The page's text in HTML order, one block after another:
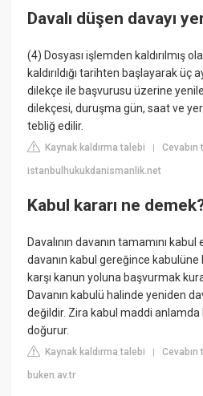
Davalı düşen davayı
(4) Dosyası işlemden kaldırılmış
kaldırıldığı tarihten başlayarak
dilekçe ile başvurusu üzerine
dilekçesi, duruşma gün, saat ve
tebliğ edilir.
Kaynak kaldırma talebi |Cevabın
istanbulhukukdanismanlik.net
Kabul kararı ne
Davalının davanın tamamını
davanın kabul gereğince
karşı kanun yoluna başvurmak
Davanın kabulü halinde yeniden
değildir. Zira kabul maddi
doğurur.
Kaynak kaldırma talebi |Cevabın
buken.av.tr